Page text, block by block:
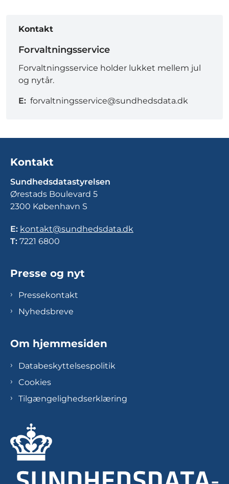
Kontakt
Forvaltningsservice
Forvaltningsservice holder lukket mellem jul
og nytår.
E: forvaltningsservice@sundhedsdata.dk
Kontakt
Sundhedsdatastyrelsen
Ørestads Boulevard 5
2300 København S
E: kontakt@sundhedsdata.dk
T: 7221 6800
Presse og nyt
Pressekontakt
Nyhedsbreve
Om hjemmesiden
Databeskyttelsespolitik
Cookies
Tilgængelighedserklæring